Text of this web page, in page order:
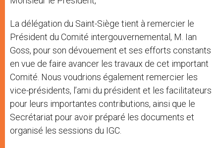
La délégation du Saint-Siège tient à remercier le
Président du Comité intergouvernemental, M. Ian
Goss, pour son dévouement et ses efforts constants
en vue de faire avancer les travaux de cet important
Comité. Nous voudrions également remercier les
vice-présidents, l’ami du président et les facilitateurs
pour leurs importantes contributions, ainsi que le
Secrétariat pour avoir préparé les documents et
organisé les sessions du IGC.